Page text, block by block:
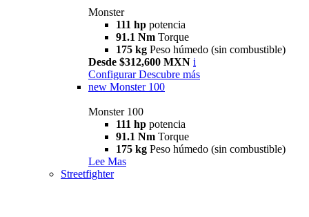
Monster
111 hp potencia
91.1 Nm Torque
175 kg Peso húmedo (sin combustible)
Desde $312,600 MXN i
Configurar Descubre más
new Monster 100
Monster 100
111 hp potencia
91.1 Nm Torque
175 kg Peso húmedo (sin combustible)
Lee Mas
Streetfighter